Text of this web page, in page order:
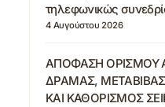
τηλεφωνικώς
4 Αυγούστου 2026
ΑΠΟΦΑΣΗ ΟΡΙΣΜΟΥ
ΔΡΑΜΑΣ,
ΚΑΙ ΚΑΘΟΡΙΣΜΟΣ